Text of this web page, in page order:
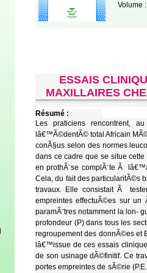
Volume
ESSAIS
MAXILLAIRES
Résumé :
Les praticiens rencontrent,
lâ€™Ã©dentÃ© total Africain
conÃ§us selon des normes
dans ce cadre que se situe
en prothÃ¨se complÃ¨te Ã
Cela, du fait des particularitÃ©s
travaux. Elle consistait Ã
empreintes effectuÃ©es sur
paramÃ¨tres notamment la lon-
profondeur (P) dans tous les
regroupement des donnÃ©es et
lâ€™issue de ces essais
de son usinage dÃ©finitif. Ce
portes empreintes de sÃ©rie